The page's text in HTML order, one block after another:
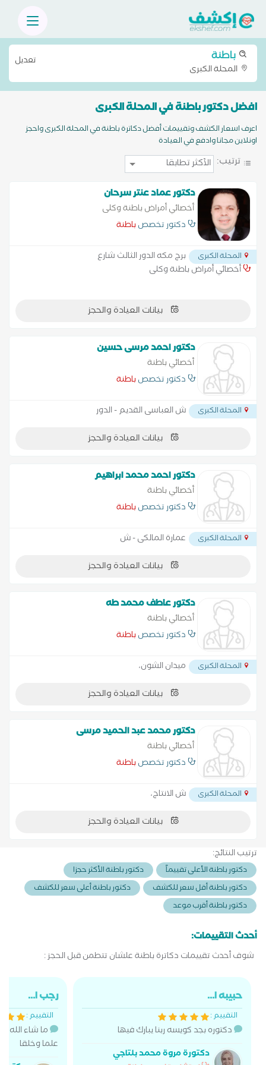
باطنة
المحلة الكبرى
تعديل
افضل دكتور باطنة في المحلة الكبرى
اعرف اسعار الكشف وتقييمات أفضل دكاترة باطنة في المحلة الكبرى واحجز
اونلاين مجانا وادفع في العيادة
ترتيب:
دكتور عماد عنتر سرحان
أخصائي أمراض باطنة وكلى
دكتور تخصصباطنة
المحلة الكبرى
برج مكه الدور الثالث شارع
أخصائي أمراض باطنة وكلى
بيانات العيادة والحجز
دكتور احمد مرسى حسين
أخصائي باطنة
دكتور تخصصباطنة
المحلة الكبرى ش العباسى القديم - الدور
بيانات العيادة والحجز
دكتور احمد محمد ابراهيم
أخصائي باطنة
دكتور تخصصباطنة
المحلة الكبرى عمارة المالكى - ش
بيانات العيادة والحجز
دكتور عاطف محمد طه
أخصائي باطنة
دكتور تخصصباطنة
المحلة الكبرى ميدان الشون،
بيانات العيادة والحجز
دكتور محمد عبد الحميد مرسى
أخصائي باطنة
دكتور تخصصباطنة
المحلة الكبرى ش الانتاج،
بيانات العيادة والحجز
ترتيب النتائج:
دكتور باطنة الأعلى تقييماً
دكتور باطنة الأكثر حجزا
دكتور باطنة أقل سعر للكشف
دكتور باطنة أعلى سعر للكشف
دكتور باطنة أقرب موعد
أحدث التقييمات:
شوف أحدث تقييمات دكاترة باطنة علشان تتطمن قبل الحجز :
حبيبه ا...
التقييم :
دكتوره بجد كويسه ربنا يبارك فيها
دكتورة مروة محمد بلتاجي
رجب ا...
التقييم :
ما شاء الله
علما وخلقا